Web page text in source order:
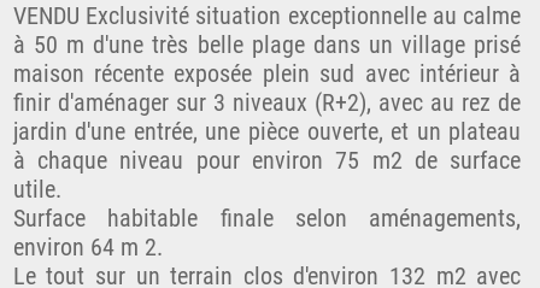
VENDU Exclusivité situation exceptionnelle au calme
à 50 m d'une très belle plage dans un village prisé
maison récente exposée plein sud avec intérieur à
finir d'aménager sur 3 niveaux (R+2), avec au rez de
jardin d'une entrée, une pièce ouverte, et un plateau
à chaque niveau pour environ 75 m2 de surface
utile.
Surface habitable finale selon aménagements,
environ 64 m 2.
Le tout sur un terrain clos d'environ 132 m2 avec